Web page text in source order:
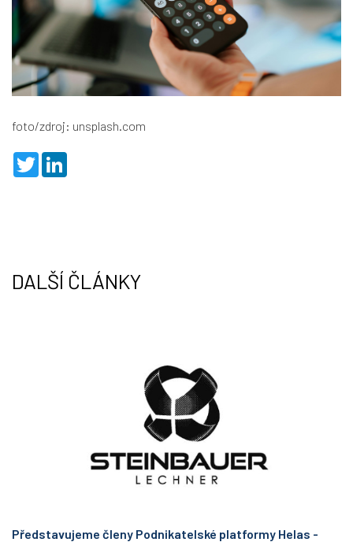
foto/zdroj: unsplash.com
T
w
DALŠÍ ČLÁNKY
Představujeme členy Podnikatelské platformy Helas -